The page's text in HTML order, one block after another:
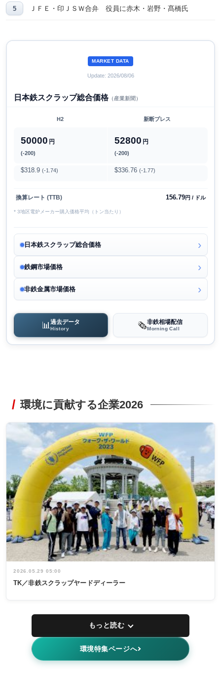
ＪＦＥ・印ＪＳＷ合弁 役員に赤木・岩野・髙橋氏
MARKET DATA
Update: 2026/08/06
日本鉄スクラップ総合価格（産業新聞）
H2 新断プレス
50000 円
(-200)
52800 円
(-200)
$318.9 (-1.74) $336.76 (-1.77)
換算レート (TTB) 156.79円 / ドル
* 3地区電炉メーカー購入価格平均（トン当たり）
日本鉄スクラップ総合価格
鉄鋼市場価格
非鉄金属市場価格
📊過去データ
History 🗞️非鉄相場配信
Morning Call
環境に貢献する企業2026
2026.05.29 05:00
TK／非鉄スクラップヤードディーラー
もっと読む
環境特集ページへ